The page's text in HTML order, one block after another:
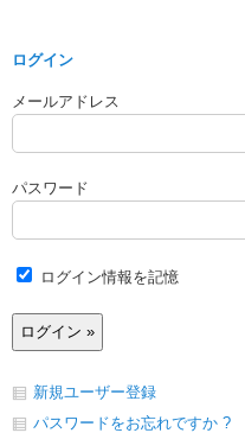
ログイン
メールアドレス
パスワード
ログイン情報を記憶
新規ユーザー登録
パスワードをお忘れですか ?